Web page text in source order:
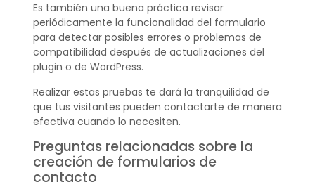
Es también una buena práctica revisar
periódicamente la funcionalidad del formulario
para detectar posibles errores o problemas de
compatibilidad después de actualizaciones del
plugin o de WordPress.
Realizar estas pruebas te dará la tranquilidad de
que tus visitantes pueden contactarte de manera
efectiva cuando lo necesiten.
Preguntas relacionadas sobre la
creación de formularios de
contacto